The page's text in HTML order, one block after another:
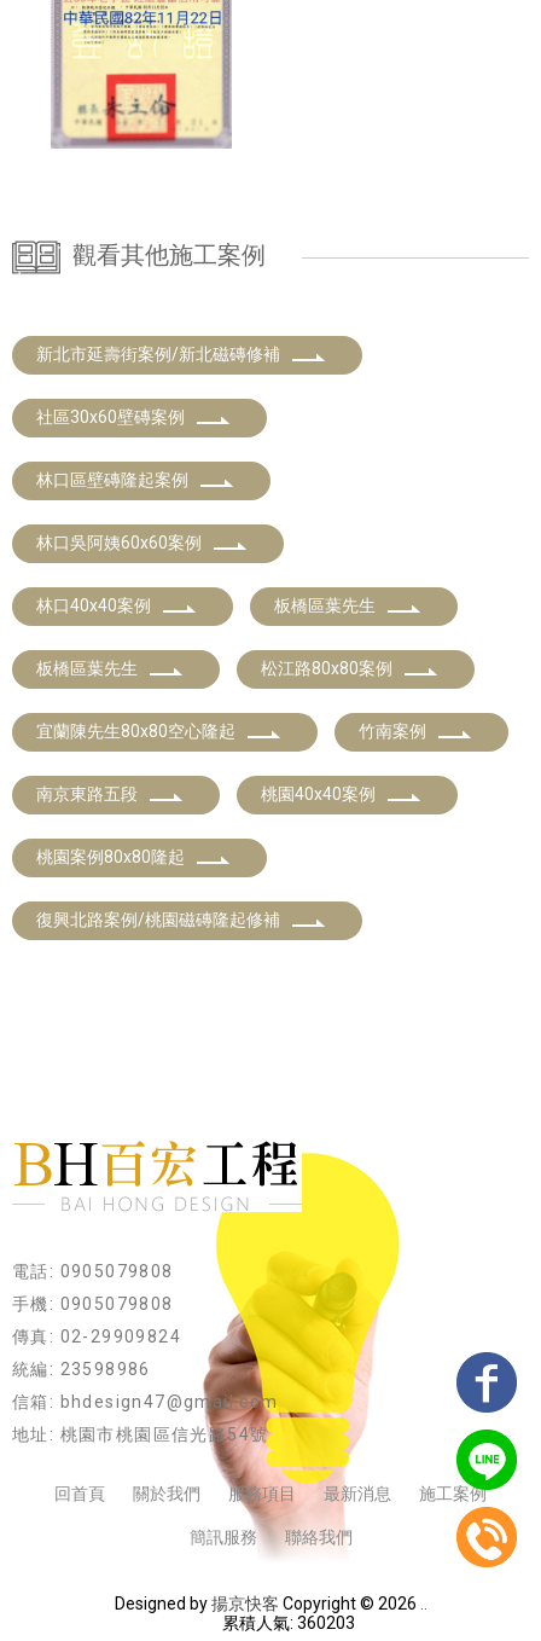
觀看其他施工案例
新北市延壽街案例/新北磁磚修補
社區30x60壁磚案例
林口區壁磚隆起案例
林口吳阿姨60x60案例
林口40x40案例 板橋區葉先生
板橋區葉先生 松江路80x80案例
宜蘭陳先生80x80空心隆起 竹南案例
南京東路五段 桃園40x40案例
桃園案例80x80隆起
復興北路案例/桃園磁磚隆起修補
電話: 0905079808
手機: 0905079808
傳真: 02-29909824
統編: 23598986
信箱: bhdesign47@gmail.com
地址: 桃園市桃園區信光路54號
回首頁 關於我們 服務項目 最新消息 施工案例
簡訊服務 聯絡我們
Designed by揚京快客 Copyright © 2026
累積人氣: 360203